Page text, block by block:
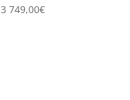
3 749,00€